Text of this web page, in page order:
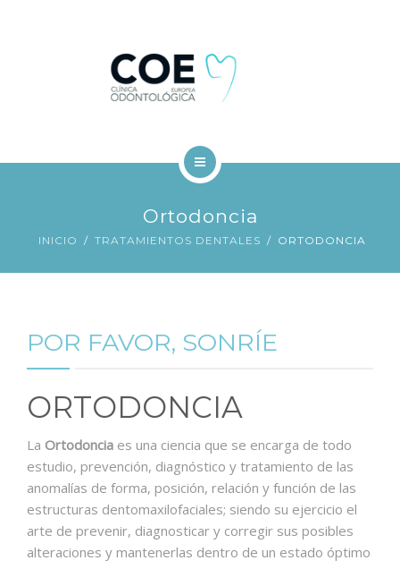
FINANCIACIÓN
TRATAMIENTOS DENTALES
CONTACTO
Ortodoncia
INICIO TRATAMIENTOS DENTALES ORTODONCIA
POR FAVOR, SONRÍE
ORTODONCIA
La Ortodoncia es una ciencia que se encarga de todo
estudio, prevención, diagnóstico y tratamiento de las
anomalías de forma, posición, relación y función de las
estructuras dentomaxilofaciales; siendo su ejercicio el
arte de prevenir, diagnosticar y corregir sus posibles
alteraciones y mantenerlas dentro de un estado óptimo